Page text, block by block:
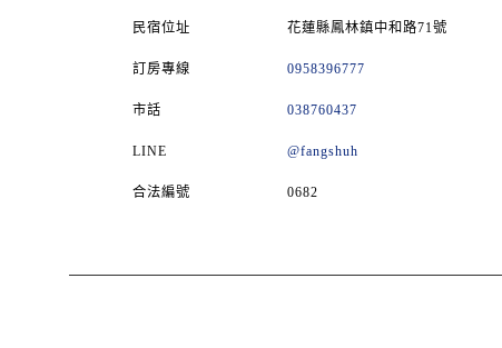
民宿位址 花蓮縣鳳林鎮中和路71號
訂房專線 0958396777
市話 038760437
LINE @fangshuh
合法編號 0682